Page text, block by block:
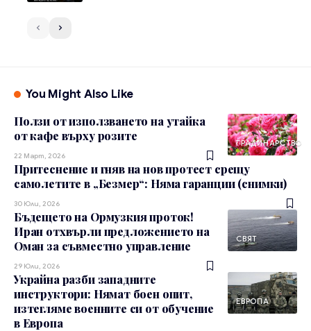
You Might Also Like
ГРАДИНАРСТВО
Ползи от използването на утайка
от кафе върху розите
22 Март, 2026
Притеснение и гняв на нов протест срещу
самолетите в „Безмер“: Няма гаранции (снимки)
30 Юли, 2026
СВЯТ
Бъдещето на Ормузкия проток!
Иран отхвърли предложението на
Оман за съвместно управление
29 Юли, 2026
ЕВРОПА
Украйна разби западните
инструктори: Нямат боен опит,
изтегляме военните си от обучение
в Европа